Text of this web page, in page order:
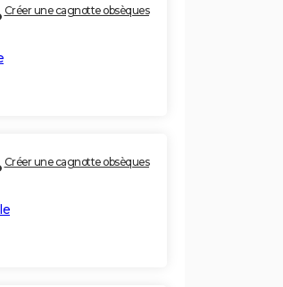
Créer une cagnotte obsèques
Créer une cagnotte obsèques